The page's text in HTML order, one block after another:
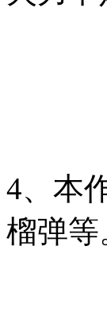
4、本
榴弹等